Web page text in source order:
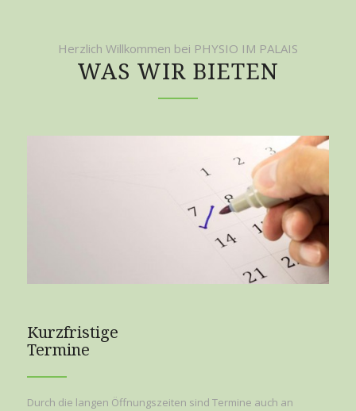
Herzlich Willkommen bei PHYSIO IM PALAIS
WAS WIR BIETEN
Kurzfristige
Termine
Durch die langen Öffnungszeiten sind Termine auch an